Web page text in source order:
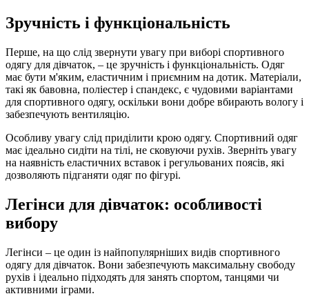
Зручність і функціональність
Перше, на що слід звернути увагу при виборі спортивного
одягу для дівчаток, – це зручність і функціональність. Одяг
має бути м'яким, еластичним і приємним на дотик. Матеріали,
такі як бавовна, поліестер і спандекс, є чудовими варіантами
для спортивного одягу, оскільки вони добре вбирають вологу і
забезпечують вентиляцію.
Особливу увагу слід приділити крою одягу. Спортивний одяг
має ідеально сидіти на тілі, не сковуючи рухів. Зверніть увагу
на наявність еластичних вставок і регульованих поясів, які
дозволяють підганяти одяг по фігурі.
Легінси для дівчаток: особливості
вибору
Легінси – це один із найпопулярніших видів спортивного
одягу для дівчаток. Вони забезпечують максимальну свободу
рухів і ідеально підходять для занять спортом, танцями чи
активними іграми.